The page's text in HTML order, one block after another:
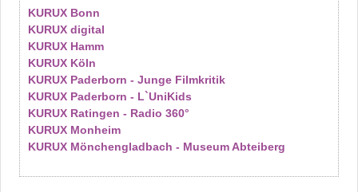
KURUX Bonn
KURUX digital
KURUX Hamm
KURUX Köln
KURUX Paderborn - Junge Filmkritik
KURUX Paderborn - L`UniKids
KURUX Ratingen - Radio 360°
KURUX Monheim
KURUX Mönchengladbach - Museum Abteiberg